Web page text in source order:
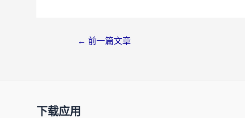
← 前一篇文章
下载应用